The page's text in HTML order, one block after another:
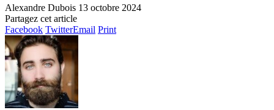
Alexandre Dubois 13 octobre 2024
Partagez cet article
Facebook TwitterEmail Print